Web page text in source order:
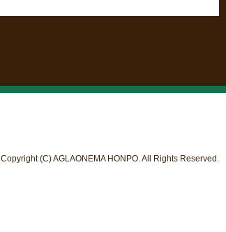
Copyright (C) AGLAONEMA HONPO. All Rights Reserved.